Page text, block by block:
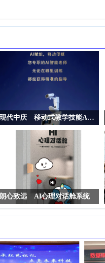
现代中庆 移动式教学技能AI训练一体机
朗心致远 AI心理对话舱系统